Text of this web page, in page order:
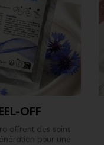
OFF
offrent des soins
pour une